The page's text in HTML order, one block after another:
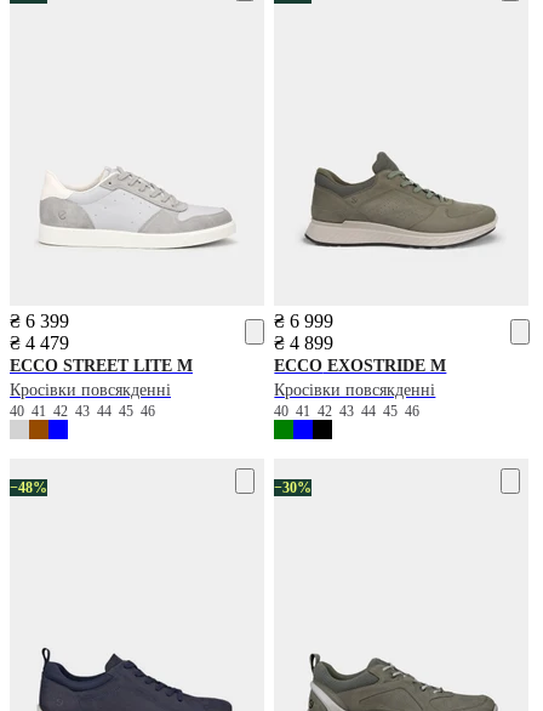
₴ 6 399
₴ 4 479
ECCO STREET LITE M
Кросівки повсякденні
40 41 42 43 44 45 46
₴ 6 999
₴ 4 899
ECCO EXOSTRIDE M
Кросівки повсякденні
40414243444546
−48% −30%